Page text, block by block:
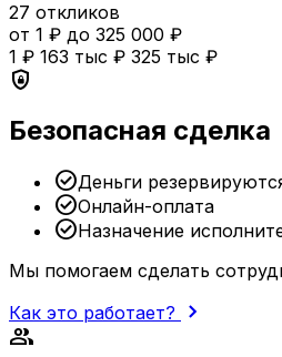
27 откликов
от 1 ₽ до 325 000 ₽
1 ₽ 163 тыс ₽ 325 тыс ₽
shield_lock
Безопасная сделка
check_circleДеньги
check_circleОнлайн-оплата
check_circleНазначение
Мы помогаем сделать
Как это работает?
chevron_right
group